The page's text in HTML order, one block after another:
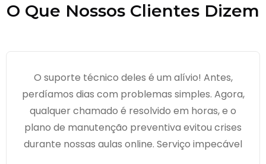
O Que Nossos Clientes Dizem
O suporte técnico deles é um alívio! Antes,
perdíamos dias com problemas simples. Agora,
qualquer chamado é resolvido em horas, e o
plano de manutenção preventiva evitou crises
durante nossas aulas online. Serviço impecável